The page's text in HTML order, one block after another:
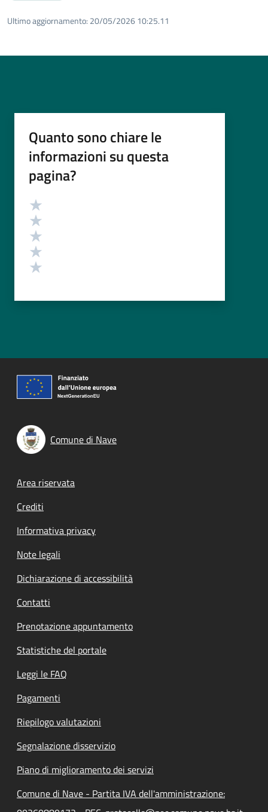
Ultimo aggiornamento: 20/05/2026 10:25.11
Quanto sono chiare le
informazioni su questa
pagina?
Valutazione
Comune di Nave
Footer menu
Area riservata
Crediti
Informativa privacy
Note legali
Dichiarazione di accessibilità
Contatti
Prenotazione appuntamento
Statistiche del portale
Leggi le FAQ
Pagamenti
Riepilogo valutazioni
Segnalazione disservizio
Piano di miglioramento dei servizi
Comune di Nave - Partita IVA dell'amministrazione: